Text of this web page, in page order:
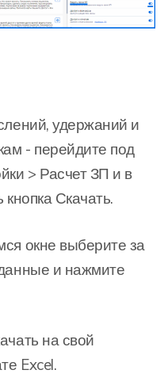
удержаний и
- перейдите под
> Расчет ЗП и в
Скачать.
окне выберите за
и нажмите
на свой
Excel.